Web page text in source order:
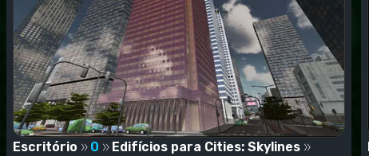
Escritório 0
Edifícios para Cities: Skylines